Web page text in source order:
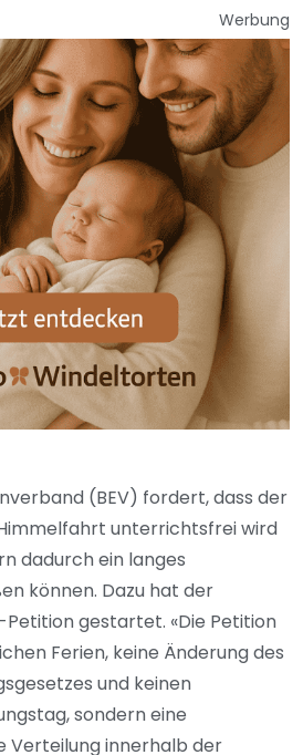
Werbung
(BEV) fordert, dass der
unterrichtsfrei wird
dadurch ein langes
können. Dazu hat der
gestartet. «Die Petition
Ferien, keine Änderung des
und keinen
sondern eine
Verteilung innerhalb der